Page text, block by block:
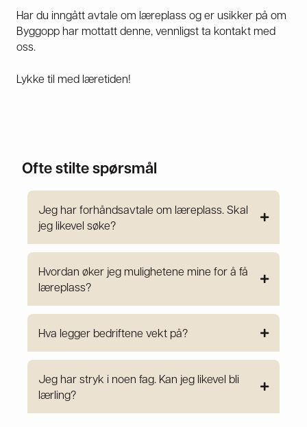
Har du inngått avtale om læreplass og er usikker på om
Byggopp har mottatt denne, vennligst ta kontakt med
oss.
Lykke til med læretiden!
Ofte stilte spørsmål
Jeg har forhåndsavtale om læreplass. Skal
jeg likevel søke?
Hvordan øker jeg mulighetene mine for å få
læreplass?
Hva legger bedriftene vekt på?
Jeg har stryk i noen fag. Kan jeg likevel bli
lærling?